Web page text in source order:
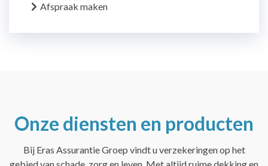
Afspraak maken
Onze diensten en producten
Bij Eras Assurantie Groep vindt u verzekeringen op het